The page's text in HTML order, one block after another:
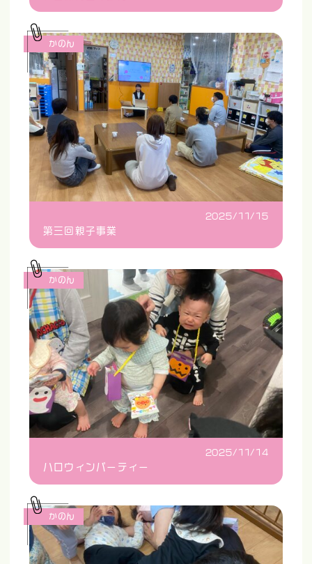
2025/11/15
第三回親子事業
かのん
2025/11/14
ハロウィンパーティー
かのん
かのん